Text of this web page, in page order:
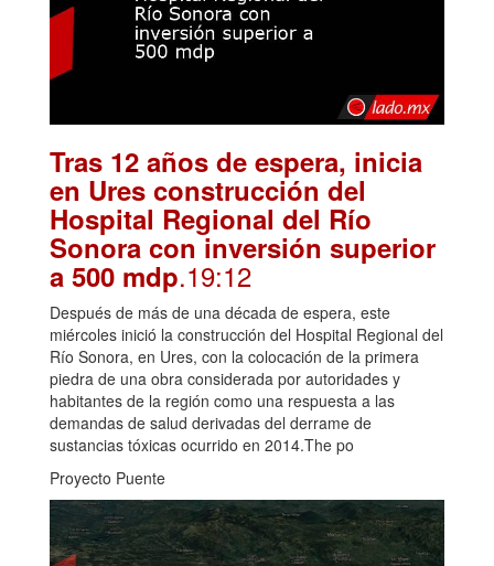
Tras 12 años de espera, inicia
en Ures construcción del
Hospital Regional del Río
Sonora con inversión superior
a 500 mdp.19:12
Después de más de una década de espera, este
miércoles inició la construcción del Hospital Regional del
Río Sonora, en Ures, con la colocación de la primera
piedra de una obra considerada por autoridades y
habitantes de la región como una respuesta a las
demandas de salud derivadas del derrame de
sustancias tóxicas ocurrido en 2014.The po
Proyecto Puente